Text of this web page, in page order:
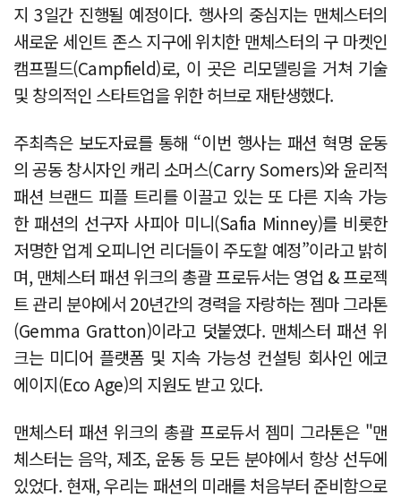
지 3일간 진행될 예정이다. 행사의 중심지는 맨체스터의
새로운 세인트 존스 지구에 위치한 맨체스터의 구 마켓인
캠프필드(Campfield)로, 이 곳은 리모델링을 거쳐 기술
및 창의적인 스타트업을 위한 허브로 재탄생했다.
주최측은 보도자료를 통해 “이번 행사는 패션 혁명 운동
의 공동 창시자인 캐리 소머스(Carry Somers)와 윤리적
패션 브랜드 피플 트리를 이끌고 있는 또 다른 지속 가능
한 패션의 선구자 사피아 미니(Safia Minney)를 비롯한
저명한 업계 오피니언 리더들이 주도할 예정”이라고 밝히
며, 맨체스터 패션 위크의 총괄 프로듀서는 영업 & 프로젝
트 관리 분야에서 20년간의 경력을 자랑하는 젬마 그라톤
(Gemma Gratton)이라고 덧붙였다. 맨체스터 패션 위
크는 미디어 플랫폼 및 지속 가능성 컨설팅 회사인 에코
에이지(Eco Age)의 지원도 받고 있다.
맨체스터 패션 위크의 총괄 프로듀서 젬미 그라톤은 "맨
체스터는 음악, 제조, 운동 등 모든 분야에서 항상 선두에
있었다. 현재, 우리는 패션의 미래를 처음부터 준비함으로